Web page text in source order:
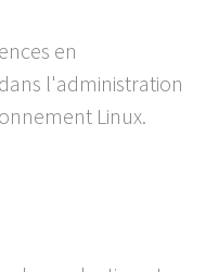
en
l'administration
Linux.